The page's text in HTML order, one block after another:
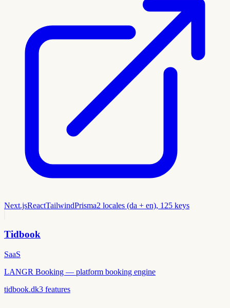
Next.jsReactTailwindPrisma2 locales (da + en), 125 keys
Tidbook
SaaS
LANGR Booking — platform booking engine
tidbook.dk3 features